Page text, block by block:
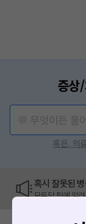
증상
혹은, 의
혹시 잘못된
모두닥 팀에 알